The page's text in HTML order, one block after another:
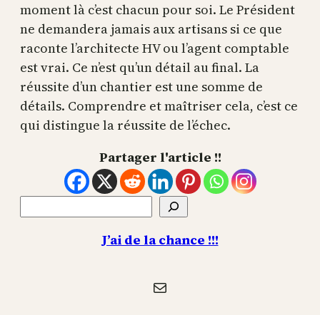
moment là c’est chacun pour soi. Le Président
ne demandera jamais aux artisans si ce que
raconte l’architecte HV ou l’agent comptable
est vrai. Ce n’est qu’un détail au final. La
réussite d’un chantier est une somme de
détails. Comprendre et maîtriser cela, c’est ce
qui distingue la réussite de l’échec.
Partager l'article !!
J’ai de la chance !!!
E-mail